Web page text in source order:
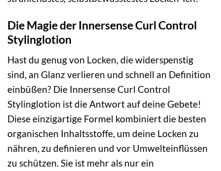
Die Magie der Innersense Curl Control
Stylinglotion
Hast du genug von Locken, die widerspenstig
sind, an Glanz verlieren und schnell an Definition
einbüßen? Die Innersense Curl Control
Stylinglotion ist die Antwort auf deine Gebete!
Diese einzigartige Formel kombiniert die besten
organischen Inhaltsstoffe, um deine Locken zu
nähren, zu definieren und vor Umwelteinflüssen
zu schützen. Sie ist mehr als nur ein